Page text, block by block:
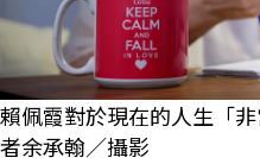
賴佩霞對於現在的人生「
者余承翰／攝影